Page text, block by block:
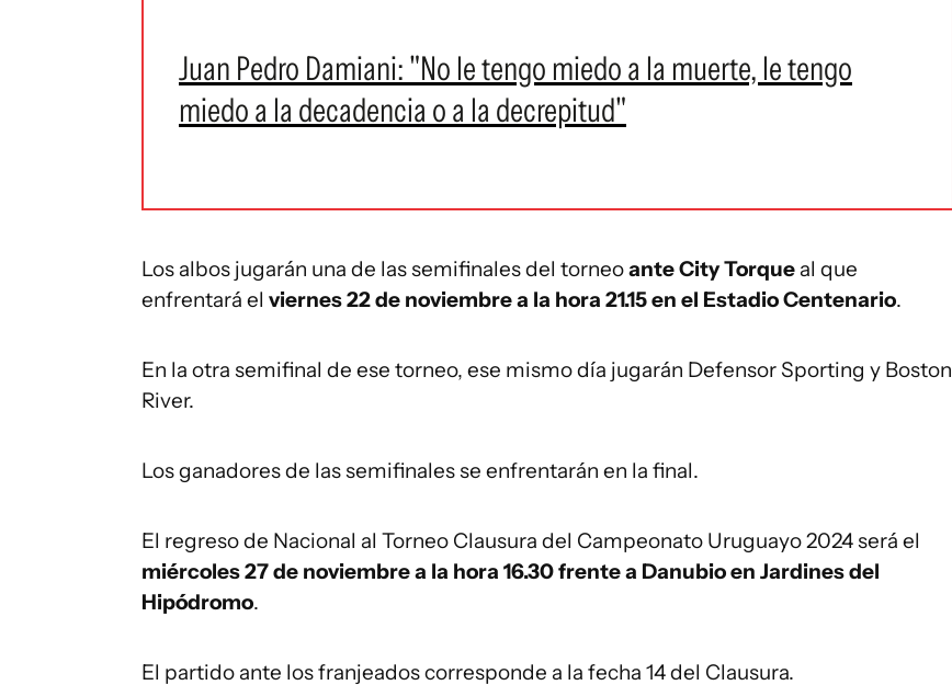
Juan Pedro Damiani: "No le tengo miedo a la muerte, le tengo
miedo a la decadencia o a la decrepitud"
Los albos jugarán una de las semifinales del torneoante City Torque al que
enfrentará el viernes 22 de noviembre a la hora 21.15 en el Estadio Centenario.
En la otra semifinal de ese torneo, ese mismo día jugarán Defensor Sporting y Boston
River.
Los ganadores de las semifinales se enfrentarán en la final.
El regreso de Nacional al Torneo Clausura del Campeonato Uruguayo 2024 será el
miércoles 27 de noviembre a la hora 16.30 frente a Danubio en Jardines del
Hipódromo.
El partido ante los franjeados corresponde a la fecha 14 del Clausura.